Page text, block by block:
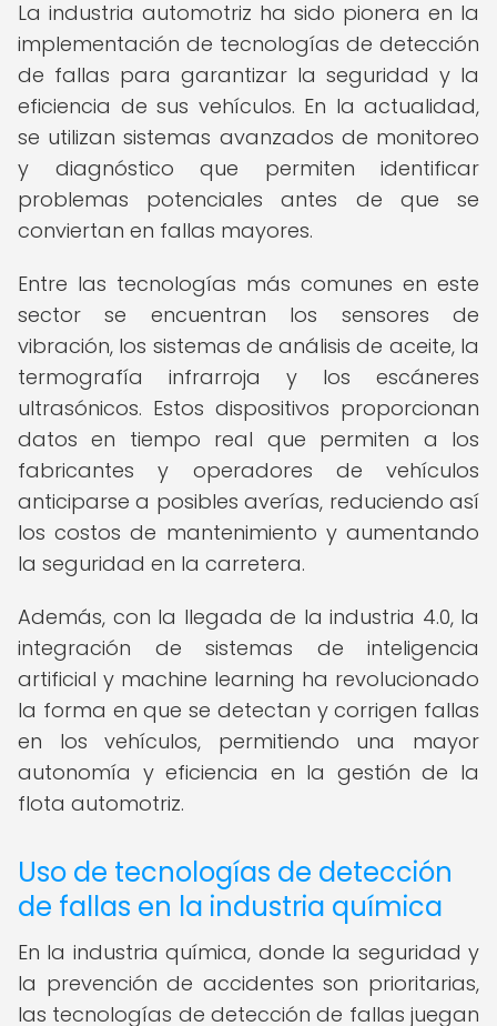
La industria automotriz ha sido pionera en la
implementación de tecnologías de detección
de fallas para garantizar la seguridad y la
eficiencia de sus vehículos. En la actualidad,
se utilizan sistemas avanzados de monitoreo
y diagnóstico que permiten identificar
problemas potenciales antes de que se
conviertan en fallas mayores.
Entre las tecnologías más comunes en este
sector se encuentran los sensores de
vibración, los sistemas de análisis de aceite, la
termografía infrarroja y los escáneres
ultrasónicos. Estos dispositivos proporcionan
datos en tiempo real que permiten a los
fabricantes y operadores de vehículos
anticiparse a posibles averías, reduciendo así
los costos de mantenimiento y aumentando
la seguridad en la carretera.
Además, con la llegada de la industria 4.0, la
integración de sistemas de inteligencia
artificial y machine learning ha revolucionado
la forma en que se detectan y corrigen fallas
en los vehículos, permitiendo una mayor
autonomía y eficiencia en la gestión de la
flota automotriz.
Uso de tecnologías de detección
de fallas en la industria química
En la industria química, donde la seguridad y
la prevención de accidentes son prioritarias,
las tecnologías de detección de fallas juegan